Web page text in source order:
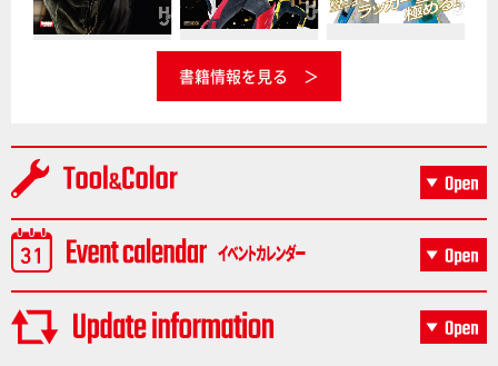
書籍情報を見る